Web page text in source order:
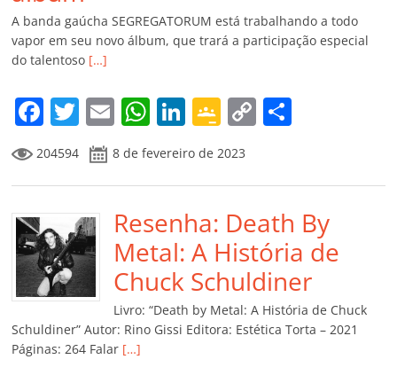
A banda gaúcha SEGREGATORUM está trabalhando a todo
vapor em seu novo álbum, que trará a participação especial
do talentoso […]
F
a
c
e
b
o
o
k
T
w
itt
er
E
m
ai
l
W
at
s
A
p
p
Li
k
e
dI
n
G
o
o
gl
e
Cl
a
ss
ro
C
y
Li
n
k
p
ar
til
h
ar
204594 8 de fevereiro de 2023
Resenha: Death By
Metal: A História de
Chuck Schuldiner
Livro: “Death by Metal: A História de Chuck
Schuldiner” Autor: Rino Gissi Editora: Estética Torta – 2021
Páginas: 264 Falar […]